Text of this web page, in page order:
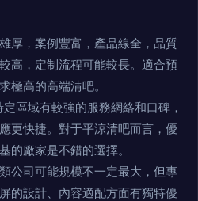
厚，案例豐富，產品線全，品質
高，定制流程可能較長。適合預
極高的高端清吧。
定區域有較強的服務網絡和口碑，
更快捷。對于平涼清吧而言，優
的廠家是不錯的選擇。
類公司可能規模不一定最大，但專
的設計、內容適配方面有獨特優